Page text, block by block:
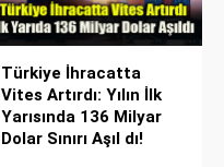
Türkiye İhracatta
Vites Artırdı: Yılın İlk
Yarısında 136 Milyar
Dolar Sınırı Aşıl dı!